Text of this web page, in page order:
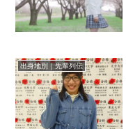
出身地別｜先輩列伝